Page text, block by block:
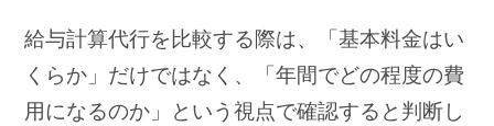
給与計算代行を比較する際は、「基本料金はい
くらか」だけではなく、「年間でどの程度の費
用になるのか」という視点で確認すると判断し